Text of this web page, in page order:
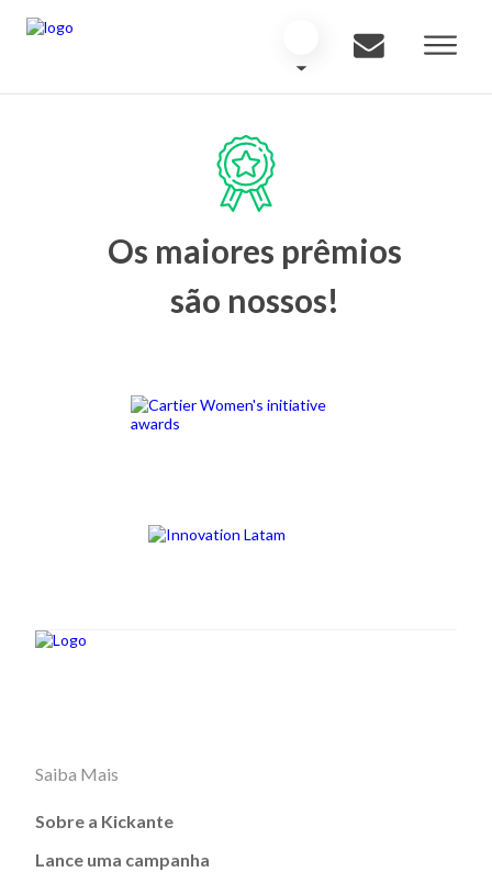
Os maiores prêmios
são nossos!
Saiba Mais
Sobre a Kickante
Lance uma campanha